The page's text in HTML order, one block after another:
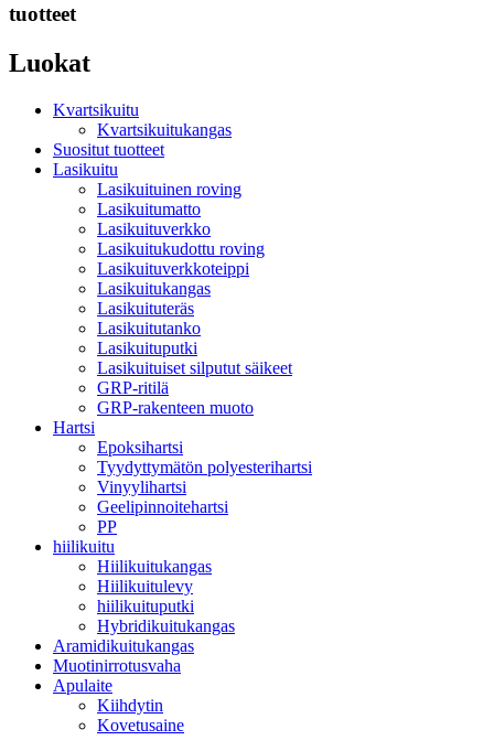
tuotteet
Luokat
Kvartsikuitu
Kvartsikuitukangas
Suositut tuotteet
Lasikuitu
Lasikuituinen roving
Lasikuitumatto
Lasikuituverkko
Lasikuitukudottu roving
Lasikuituverkkoteippi
Lasikuitukangas
Lasikuituteräs
Lasikuitutanko
Lasikuituputki
Lasikuituiset silputut säikeet
GRP-ritilä
GRP-rakenteen muoto
Hartsi
Epoksihartsi
Tyydyttymätön polyesterihartsi
Vinyylihartsi
Geelipinnoitehartsi
PP
hiilikuitu
Hiilikuitukangas
Hiilikuitulevy
hiilikuituputki
Hybridikuitukangas
Aramidikuitukangas
Muotinirrotusvaha
Apulaite
Kiihdytin
Kovetusaine